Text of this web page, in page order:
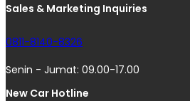
Sales & Marketing Inquiries
0811-8140-8326
Senin - Jumat: 09.00-17.00
New Car Hotline